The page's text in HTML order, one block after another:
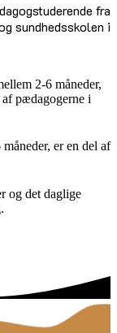
fra
sundhedsskolen i
2-6 måneder,
pædagogerne i
er en del af
og det daglige